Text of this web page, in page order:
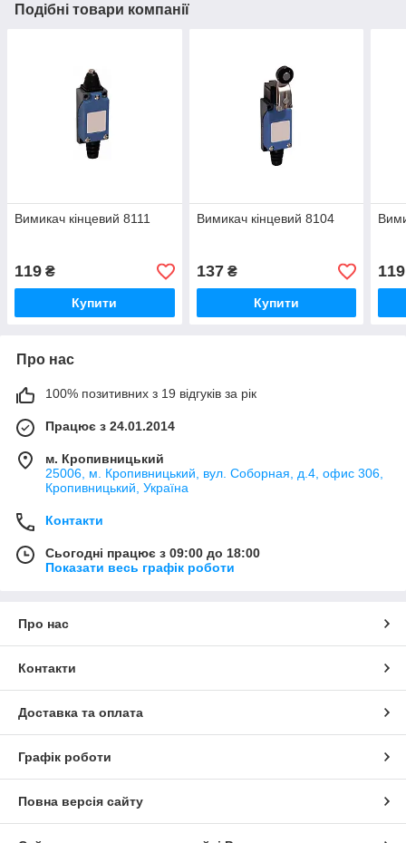
Подібні товари компанії
Вимикач кінцевий 8111
119 ₴
Купити
Вимикач кінцевий 8104
137₴
Купити
119
Про нас
100% позитивних з 19 відгуків за рік
Працює з 24.01.2014
м. Кропивницький
25006, м. Кропивницький, вул. Соборная, д.4, офис 306,
Кропивницький, Україна
Контакти
Сьогодні працює з 09:00 до 18:00
Показати весь графік роботи
Про нас
Контакти
Доставка та оплата
Графік роботи
Повна версія сайту